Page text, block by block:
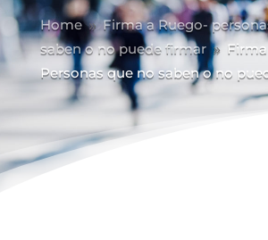
Home 9 Firma a Ruego-
saben o no puede firmar 9
Personas que no saben o no